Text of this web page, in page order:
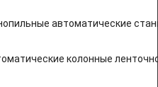
автоматические
колонные